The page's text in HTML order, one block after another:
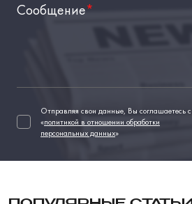
Сообщение*
Отправляя свои данные, Вы соглашаетесь с
«политикой в отношении обработки
персональных данных»